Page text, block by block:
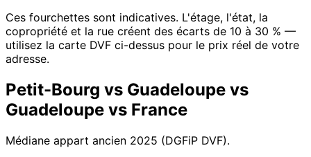
Ces fourchettes sont indicatives. L'étage, l'état, la
copropriété et la rue créent des écarts de 10 à 30 % —
utilisez la carte DVF ci-dessus pour le prix réel de votre
adresse.
Petit-Bourg vs Guadeloupe vs
Guadeloupe vs France
Médiane appart ancien 2025 (DGFiP DVF).